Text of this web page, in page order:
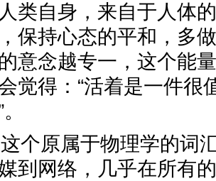
类自身，来自于人体
保持心态的平和，多
意念越专一，这个能
觉得：“活着是一件很
”。
个原属于物理学的词
到网络，几乎在所有